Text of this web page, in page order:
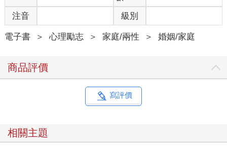
如果只談戀愛，你可以自在隨性一點，而且只要你在關係裡學會
了進退自如的功課，就儘管轟轟烈烈地去愛。婚姻則牽扯到方方
面面，需要慎重對待，絕不能以草率談戀愛的態度面對。婚姻需
在尋找「婚姻合夥人」的過程裡，你可以從氣質相貌、脾氣秉
性、胸懷擔當等多個角度考量，也需雙方互有好感、相處融洽，
才能共同開辦好家庭這間公司。
久的基礎。
注音 級別
電子書 ＞ 心理勵志 ＞ 家庭/兩性 ＞ 婚姻/家庭
商品評價
寫評價
相關主題